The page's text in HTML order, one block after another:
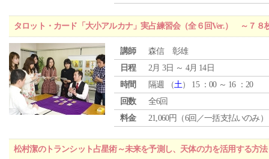
タロット・カード「大小アルカナ」実占練習会（全６回Ver.） ～７８
講師
森信 彰雄
日程
2月 3日 ～ 4月 14日
時間
隔週 （土） 15 ：00 ～ 16 ：20
回数
全6回
料金
21,060円（6回／一括支払いのみ）
松村潔のトランシット占星術～未来を予測し、天体の力を活用する方法